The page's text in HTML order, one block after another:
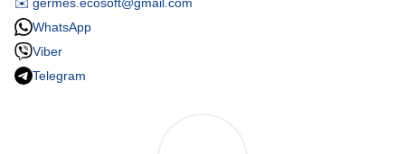
WhatsApp
Viber
Telegram